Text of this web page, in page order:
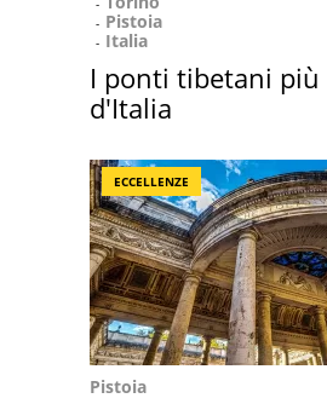
Pistoia
Italia
I ponti tibetani più
d'Italia
ECCELLENZE
Pistoia